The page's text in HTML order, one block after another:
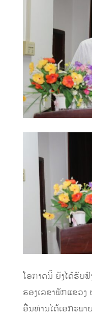
ໂອກາດນີ້ ຍັງໄດ້ຮັບ
ຮອງເລຂາພັກແຂວ
ອື່ນທ່ານໄດ້ເອກະພ